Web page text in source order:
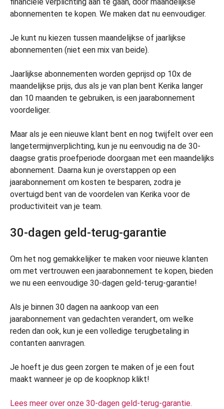
financiële verplichting aan te gaan, door maandelijkse
abonnementen te kopen. We maken dat nu eenvoudiger.
Je kunt nu kiezen tussen maandelijkse of jaarlijkse
abonnementen (niet een mix van beide).
Jaarlijkse abonnementen worden geprijsd op 10x de
maandelijkse prijs, dus als je van plan bent Kerika langer
dan 10 maanden te gebruiken, is een jaarabonnement
voordeliger.
Maar als je een nieuwe klant bent en nog twijfelt over een
langetermijnverplichting, kun je nu eenvoudig na de 30-
daagse gratis proefperiode doorgaan met een maandelijks
abonnement. Daarna kun je overstappen op een
jaarabonnement om kosten te besparen, zodra je
overtuigd bent van de voordelen van Kerika voor de
productiviteit van je team.
30-dagen geld-terug-garantie
Om het nog gemakkelijker te maken voor nieuwe klanten
om met vertrouwen een jaarabonnement te kopen, bieden
we nu een eenvoudige 30-dagen geld-terug-garantie!
Als je binnen 30 dagen na aankoop van een
jaarabonnement van gedachten verandert, om welke
reden dan ook, kun je een volledige terugbetaling in
contanten aanvragen.
Je hoeft je dus geen zorgen te maken of je een fout
maakt wanneer je op de koopknop klikt!
Lees meer over onze 30-dagen geld-terug-garantie.